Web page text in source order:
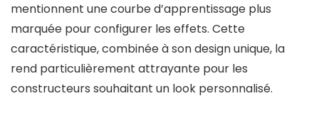
mentionnent une courbe d’apprentissage plus
marquée pour configurer les effets. Cette
caractéristique, combinée à son design unique, la
rend particulièrement attrayante pour les
constructeurs souhaitant un look personnalisé.